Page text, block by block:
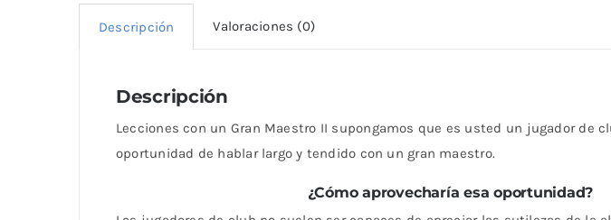
Descripción Valoraciones (0)
Descripción
Lecciones con un Gran Maestro II supongamos que es usted un jugador de
oportunidad de hablar largo y tendido con un gran maestro.
¿Cómo aprovecharía esa oportunidad?